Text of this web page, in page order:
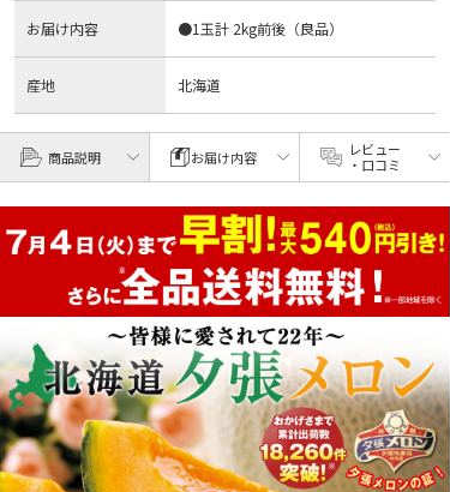
お届け内容 ●1玉計 2kg前後（良品）
産地 北海道
商品説明 お届け内容
レビュー
・口コミ